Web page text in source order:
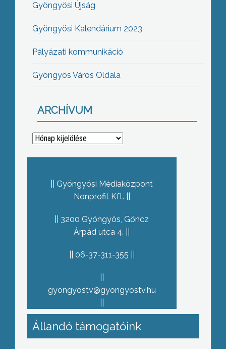
Gyöngyösi Újság
Gyöngyösi Kalendárium 2023
Pályázati kommunikáció
Gyöngyös Város Oldala
ARCHÍVUM
Archívum
Gyöngyösi Médiaközpont
Nonprofit Kft.
3200 Gyöngyös, Göncz
Árpád utca 4.
06-37-311-355
gyongyostv@gyongyostv.hu
Állandó támogatóink